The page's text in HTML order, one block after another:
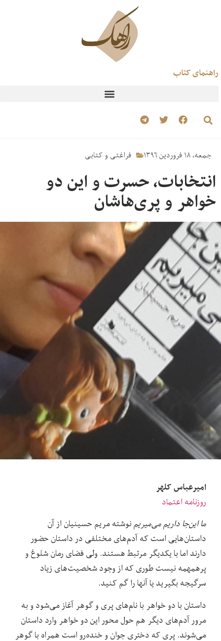
راهنمای کتاب
جمعه، ۱۸ فروردین ۱۳۹۶ فراغتی و کتابی
انتخابات، حسرت و این دو
خواهر و پری‌هاشان
امیرعباس کلهر
روزنامه اعتماد
ما این‌جا داریم می‌میریمنوشته مریم حسینیان از آن
داستان‌هایی است که آدم‌های مختلفی در داستان حضور
دارند اما با یکدیگر مرتبط هستند. ولی فضای رمان شلوغ و
پرهمهمه نیست طوری که از وجود شخصیت‌های زیاد
سرگیجه بگیرید یا آنها را گم کنید.
داستان با دو خواهر با نام‌های پری و گوهر آغاز می‌شود و به
مرور آدم‌های دیگر هم حول محور این دو خواهر وارد داستان
می‌شوند. پری که دختری جوان و خنده‌رو است همراه با گوهر